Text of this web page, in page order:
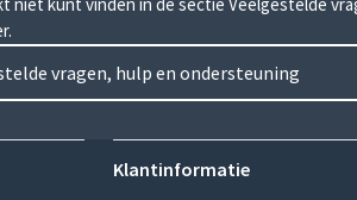
vragen, hulp en ondersteuning
Klantinformatie